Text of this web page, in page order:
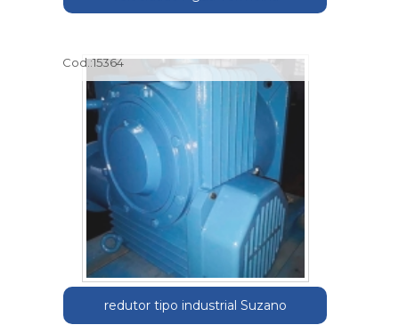
Cod.:15364
redutor tipo industrial Suzano